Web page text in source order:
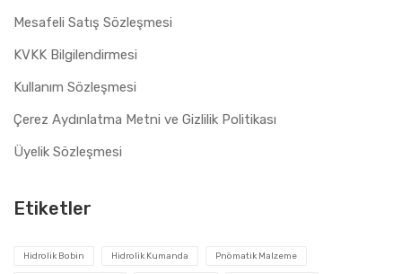
Mesafeli Satış Sözleşmesi
KVKK Bilgilendirmesi
Kullanım Sözleşmesi
Çerez Aydınlatma Metni ve Gizlilik Politikası
Üyelik Sözleşmesi
Etiketler
Hidrolik Bobin Hidrolik Kumanda Pnömatik Malzeme